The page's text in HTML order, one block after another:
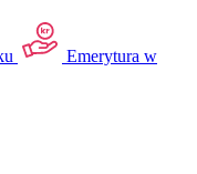
Emerytura w